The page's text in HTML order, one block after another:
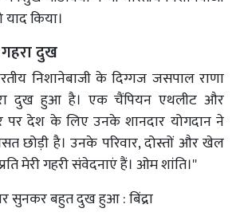
किया।
दुख
निशानेबाजी के दिग्गज जसपाल राणा
दुख हुआ है। एक चैंपियन एथलीट और
पर देश के लिए उनके शानदार योगदान ने
छोड़ी है। उनके परिवार, दोस्तों और खेल
मेरी गहरी संवेदनाएं हैं। ओम शांति।''
सुनकर बहुत दुख हुआ : बिंद्रा